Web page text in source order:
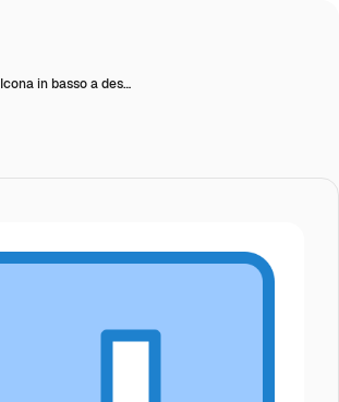
Icona in basso a des…